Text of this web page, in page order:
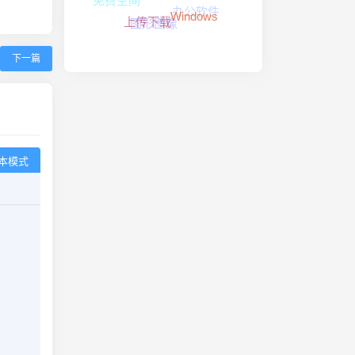
下一篇
模式
办公软件
图形图像Windows
上传下载